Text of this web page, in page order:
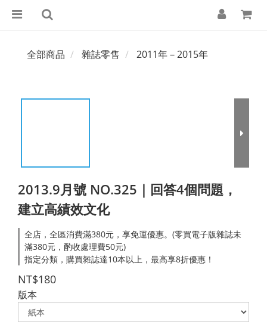
全部商品 雜誌零售 2011年－2015年
2013.9月號 NO.325｜回答4個問題，
建立高績效文化
全店，全區消費滿380元，享免運優惠。(零買電子版雜誌未
滿380元，酌收處理費50元)
指定分類，購買雜誌達10本以上，最高享8折優惠！
NT$180
版本